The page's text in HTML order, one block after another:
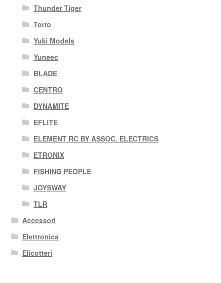
Thunder Tiger
Torro
Yuki Models
Yuneec
BLADE
CENTRO
DYNAMITE
EFLITE
ELEMENT RC BY ASSOC. ELECTRICS
ETRONIX
FISHING PEOPLE
JOYSWAY
TLR
Accessori
Elettronica
Elicotteri